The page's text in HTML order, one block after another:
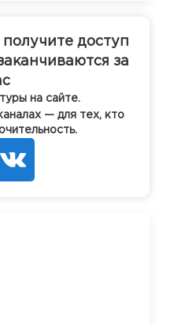
доступ
за
на сайте.
— для тех, кто